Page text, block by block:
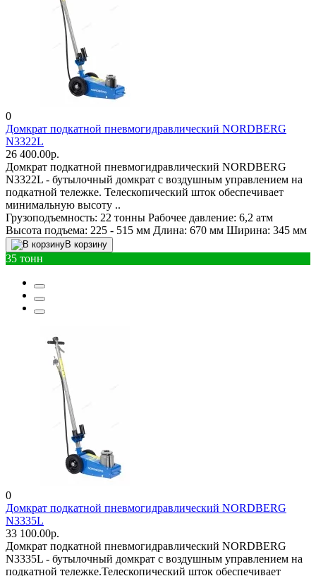
0
Домкрат подкатной пневмогидравлический NORDBERG
N3322L
26 400.00р.
Домкрат подкатной пневмогидравлический NORDBERG
N3322L - бутылочный домкрат с воздушным управлением на
подкатной тележке. Телескопический шток обеспечивает
минимальную высоту ..
Грузоподъемность: 22 тонны Рабочее давление: 6,2 атм
Высота подъема: 225 - 515 мм Длина: 670 мм Ширина: 345 мм
В корзину
35 тонн
0
Домкрат подкатной пневмогидравлический NORDBERG
N3335L
33 100.00р.
Домкрат подкатной пневмогидравлический NORDBERG
N3335L - бутылочный домкрат с воздушным управлением на
подкатной тележке.Телескопический шток обеспечивает